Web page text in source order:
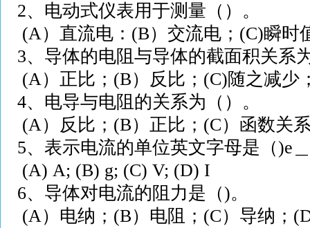
2、电动式仪表用于测量（）。
(A）直流电： (B）交流电； (C)瞬时
3、导体的电阻与导体的截面积关系
(A）正比； (B）反比； (C)随之减少
4、电导与电阻的关系为（）。
(A）反比； (B）正比； (C）函数关
5、表示电流的单位英文字母是（)e
(A) A; (B) g; (C) V; (D) I
6、导体对电流的阻力是（)。
(A）电纳； (B）电阻； (C）导纳；